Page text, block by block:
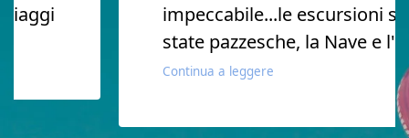
impeccabile...le escursioni
state pazzesche, la Nave e l'
Continua a leggere